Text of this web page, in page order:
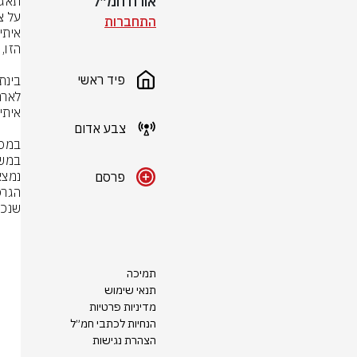
התחברות
פיד ראשי
צבע אדום
פרסם
תמיכה
תנאי שימוש
מדיניות פרטיות
הנחיות לכתבי חמ״ל
הצהרת נגישות